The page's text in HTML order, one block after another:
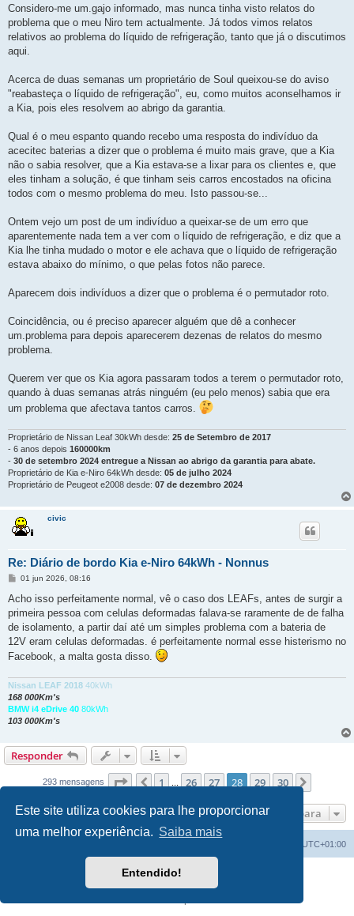
Este site utiliza cookies para lhe proporcionar
uma melhor experiência. Saiba mais
Entendido!
g
m
Considero-me um.gajo informado, mas nunca tinha visto relatos do
problema que o meu Niro tem actualmente. Já todos vimos relatos
relativos ao problema do líquido de refrigeração, tanto que já o discutimos
aqui.
Acerca de duas semanas um proprietário de Soul queixou-se do aviso
"reabasteça o líquido de refrigeração", eu, como muitos aconselhamos ir
a Kia, pois eles resolvem ao abrigo da garantia.
Qual é o meu espanto quando recebo uma resposta do indivíduo da
acecitec baterias a dizer que o problema é muito mais grave, que a Kia
não o sabia resolver, que a Kia estava-se a lixar para os clientes e, que
eles tinham a solução, é que tinham seis carros encostados na oficina
todos com o mesmo problema do meu. Isto passou-se...
Ontem vejo um post de um indivíduo a queixar-se de um erro que
aparentemente nada tem a ver com o líquido de refrigeração, e diz que a
Kia lhe tinha mudado o motor e ele achava que o líquido de refrigeração
estava abaixo do mínimo, o que pelas fotos não parece.
Aparecem dois indivíduos a dizer que o problema é o permutador roto.
Coincidência, ou é preciso aparecer alguém que dê a conhecer
um.problema para depois aparecerem dezenas de relatos do mesmo
problema.
Querem ver que os Kia agora passaram todos a terem o permutador roto,
quando à duas semanas atrás ninguém (eu pelo menos) sabia que era
um problema que afectava tantos carros.
Proprietário de Nissan Leaf 30kWh desde: 25 de Setembro de 2017
- 6 anos depois 160000km
- 30 de setembro 2024 entregue a Nissan ao abrigo da garantia para abate.
Proprietário de Kia e-Niro 64kWh desde: 05 de julho 2024
Proprietário de Peugeot e2008 desde: 07 de dezembro 2024
civic
Re: Diário de bordo Kia e-Niro 64kWh - Nonnus
M
n
a
g
m
01 jun 2026, 08:16
Acho isso perfeitamente normal, vê o caso dos LEAFs, antes de surgir a
primeira pessoa com celulas deformadas falava-se raramente de de falha
de isolamento, a partir daí até um simples problema com a bateria de
12V eram celulas deformadas. é perfeitamente normal esse histerismo no
Facebook, a malta gosta disso.
Nissan LEAF 2018 40kWh
168 000Km's
BMW i4 eDrive 40 80kWh
103 000Km's
Responder
293 mensagens Página 28de30
Anterior
1 ... 26 27 28 29 30
Ir para
UTC+01:00
Desenvolvido porphpBB® Forum Software © phpBB Limited
Traduzido por:phpBB Portugal